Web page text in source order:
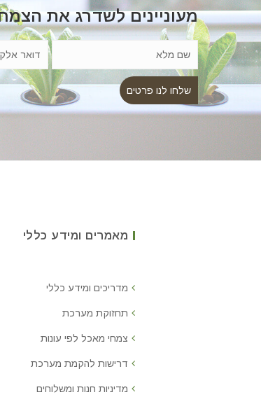
מעוניינים לשדרג את
מאמרים ומידע כללי
מדריכים ומידע כללי
תחזוקת מערכת
צמחי מאכל לפי עונות
דרישות להקמת מערכת
מדיניות חנות ומשלוחים